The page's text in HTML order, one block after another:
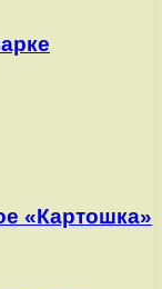
«Картошка»